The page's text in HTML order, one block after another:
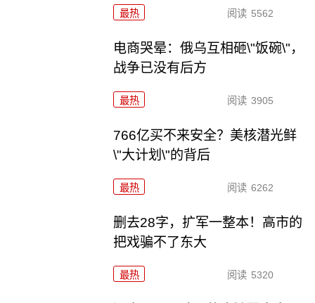
最热 阅读 5562
电商哭晕：俄乌互相砸\"饭碗\"，
战争已没有后方
最热 阅读 3905
766亿买不来安全？美核潜光鲜
\"大计划\"的背后
最热 阅读 6262
删去28字，扩军一整本！高市的
把戏骗不了东大
最热 阅读 5320